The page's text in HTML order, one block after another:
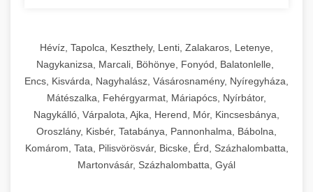
Hévíz, Tapolca, Keszthely, Lenti, Zalakaros, Letenye,
Nagykanizsa, Marcali, Böhönye, Fonyód, Balatonlelle,
Encs, Kisvárda, Nagyhalász, Vásárosnamény, Nyíregyháza,
Mátészalka, Fehérgyarmat, Máriapócs, Nyírbátor,
Nagykálló, Várpalota, Ajka, Herend, Mór, Kincsesbánya,
Oroszlány, Kisbér, Tatabánya, Pannonhalma, Bábolna,
Komárom, Tata, Pilisvörösvár, Bicske, Érd, Százhalombatta,
Martonvásár, Százhalombatta, Gyál